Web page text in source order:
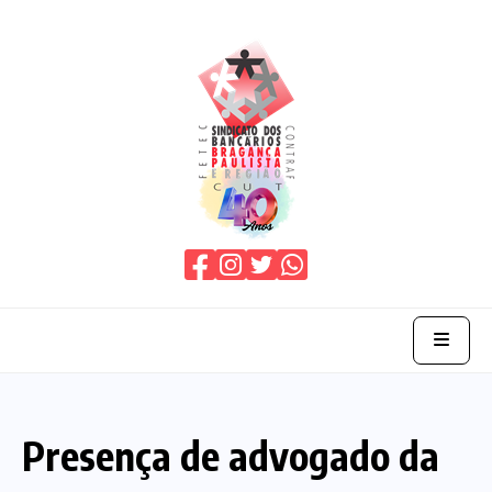
O Sindicato
Presença de advogado da